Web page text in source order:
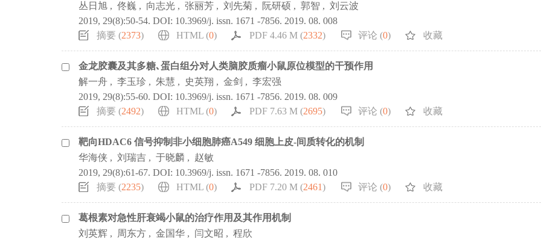
丛日旭 , 佟巍 , 向志光 , 张丽芳 , 刘先菊 , 阮研硕 , 郭智 , 刘云波
2019, 29(8):50-54. DOI: 10.3969/j. issn. 1671 -7856. 2019. 08. 008
摘要 (2373) HTML (0) PDF 4.46 M (2332) 评论 (0) 收藏
金龙胶囊及其多糖､蛋白组分对人类脑胶质瘤小鼠原位模型的干预作用
解一舟 , 李玉珍 , 朱慧 , 史英翔 , 金剑 , 李宏强
2019, 29(8):55-60. DOI: 10.3969/j. issn. 1671 -7856. 2019. 08. 009
摘要 (2492) HTML (0) PDF 7.63 M (2695) 评论 (0) 收藏
靶向HDAC6 信号抑制非小细胞肺癌A549 细胞上皮-间质转化的机制
华海侠 , 刘瑞吉 , 于晓麟 , 赵敏
2019, 29(8):61-67. DOI: 10.3969/j. issn. 1671 -7856. 2019. 08. 010
摘要 (2235) HTML (0) PDF 7.20 M (2461) 评论 (0) 收藏
葛根素对急性肝衰竭小鼠的治疗作用及其作用机制
刘英辉 , 周东方 , 金国华 , 闫文昭 , 程欣